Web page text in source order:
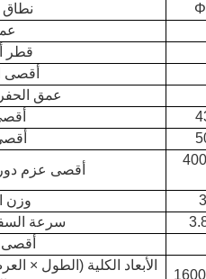
قطر
أقصى
عمق
أقصى عزم
وزن
سرعة